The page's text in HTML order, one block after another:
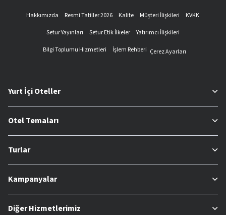
Hakkımızda Resmi Tatiller 2026 Kalite Müşteri İlişkileri
KVKK
Setur Yayınları
Setur Etik İlkeler
Yatırımcı İlişkileri
Bilgi Toplumu Hizmetleri
İşlem Rehberi Çerez Ayarları
Yurt İçi Oteller
Otel Temaları
Turlar
Kampanyalar
Diğer Hizmetlerimiz